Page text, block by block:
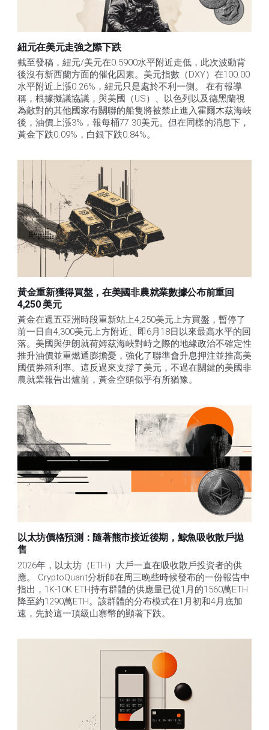
紐元在美元走強之際下跌
截至發稿，紐元/美元在0.5900水平附近走低，此次波動背
後沒有新西蘭方面的催化因素。美元指數（DXY）在100.00
水平附近上漲0.26%，紐元只是處於不利一側。 在有報導
稱，根據擬議協議，與美國（US）、以色列以及德黑蘭視
為敵對的其他國家有關聯的船隻將被禁止進入霍爾木茲海峽
後，油價上漲3%，報每桶77.30美元。但在同樣的消息下，
黃金下跌0.09%，白銀下跌0.84%。
黃金重新獲得買盤，在美國非農就業數據公布前重回
4,250 美元
黃金在週五亞洲時段重新站上4,250美元上方買盤，暫停了
前一日自4,300美元上方附近、即6月18日以來最高水平的回
落。美國與伊朗就荷姆茲海峽對峙之際的地緣政治不確定性
推升油價並重燃通膨擔憂，強化了聯準會升息押注並推高美
國債券殖利率。這反過來支撐了美元，不過在關鍵的美國非
農就業報告出爐前，黃金空頭似乎有所猶豫。
以太坊價格預測：隨著熊市接近後期，鯨魚吸收散戶拋
售​
2026年，以太坊（ETH）大戶一直在吸收散戶投資者的供
應。 CryptoQuant分析師在周三晚些時候發布的一份報告中
指出，1K-10K ETH持有群體的供應量已從1月的1560萬ETH
降至約1290萬ETH。該群體的分布模式在1月初和4月底加
速，先於這一頂級山寨幣的顯著下跌。